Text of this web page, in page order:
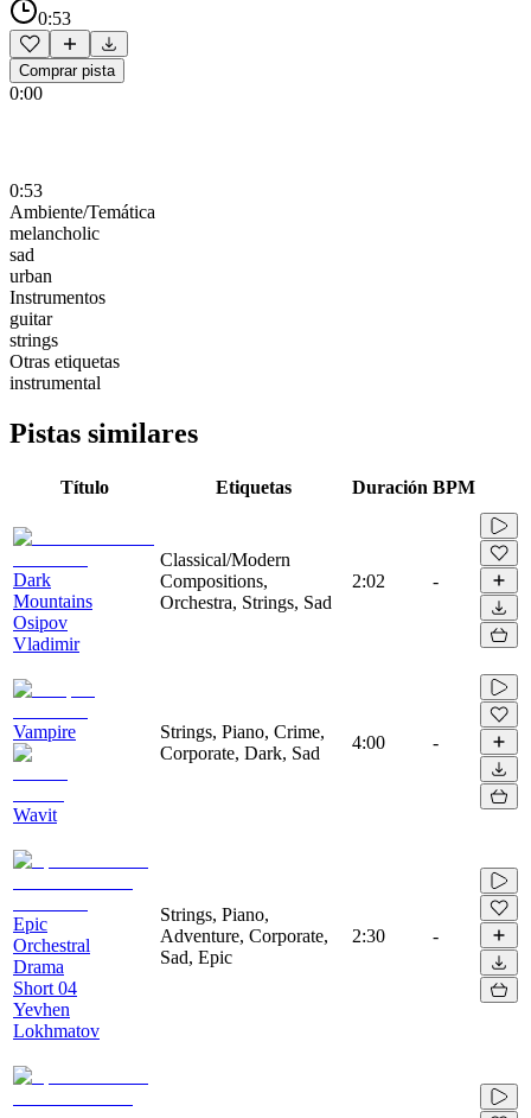
0:53
Comprar pista
0:00
0:53
Ambiente/Temática
melancholic
sad
urban
Instrumentos
guitar
strings
Otras etiquetas
instrumental
Pistas similares
Título Etiquetas Duración BPM
Dark
Mountains
Osipov
Vladimir
Classical/Modern
Compositions,
Orchestra, Strings, Sad
2:02 -
Vampire
Wavit
Strings, Piano, Crime,
Corporate, Dark, Sad
4:00 -
Epic
Orchestral
Drama
Short 04
Yevhen
Lokhmatov
Strings, Piano,
Adventure, Corporate,
Sad, Epic
2:30 -